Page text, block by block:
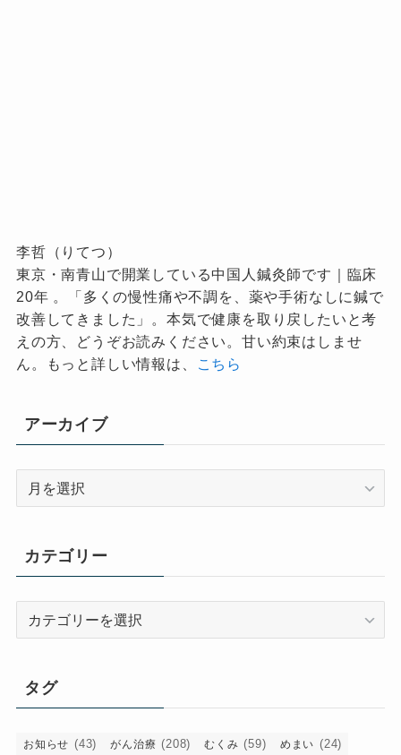
李哲（りてつ）
東京・南青山で開業している中国人鍼灸師です｜臨床
20年 。「多くの慢性痛や不調を、薬や手術なしに鍼で
改善してきました」。本気で健康を取り戻したいと考
えの方、どうぞお読みください。甘い約束はしませ
ん。もっと詳しい情報は、
こちら
アーカイブ
ブ
カテゴリー
ー
タグ
お知らせ (43) がん治療 (208) むくみ (59) めまい (24)